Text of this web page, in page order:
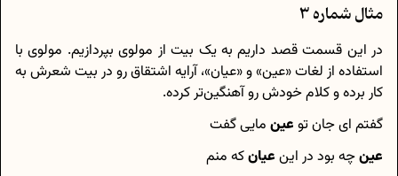
مثال شماره 3
در این قسمت قصد داریم به یک بیت از مولوی بپردازیم. مولوی با
استفاده از لغات «عین» و «عیان»، آرایه اشتقاق رو در بیت شعرش به
کار برده و کلام خودش رو آهنگین‌تر کرده.
گفتم ای جان تو عین مایی گفت
عینچه بود در این عیانکه منم